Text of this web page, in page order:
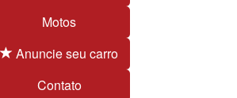
Motos
Anuncie seu carro
Contato